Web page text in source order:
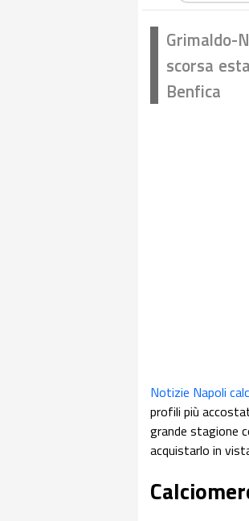
Grimaldo-
scorsa
Benfica
Notizie Napoli
profili più
grande stagione
acquistarlo in